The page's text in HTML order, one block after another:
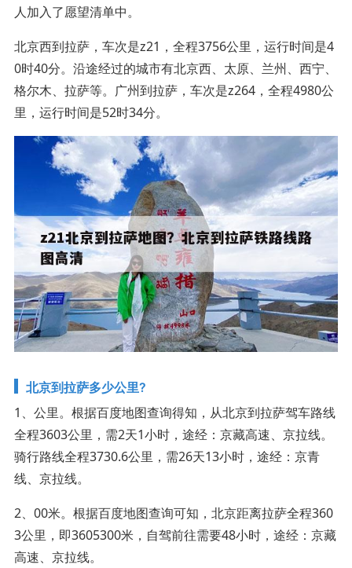
人加入了愿望清单中。
北京西到拉萨，车次是z21，全程3756公里，运行时间是4
0时40分。沿途经过的城市有北京西、太原、兰州、西宁、
格尔木、拉萨等。广州到拉萨，车次是z264，全程4980公
里，运行时间是52时34分。
北京到拉萨多少公里?
1、公里。根据百度地图查询得知，从北京到拉萨驾车路线
全程3603公里，需2天1小时，途经：京藏高速、京拉线。
骑行路线全程3730.6公里，需26天13小时，途经：京青
线、京拉线。
2、00米。根据百度地图查询可知，北京距离拉萨全程360
3公里，即3605300米，自驾前往需要48小时，途经：京藏
高速、京拉线。